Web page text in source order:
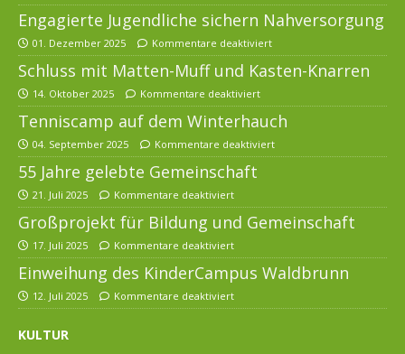
Engagierte Jugendliche sichern Nahversorgung
01. Dezember 2025 Kommentare deaktiviert
Schluss mit Matten-Muff und Kasten-Knarren
14. Oktober 2025 Kommentare deaktiviert
Tenniscamp auf dem Winterhauch
04. September 2025 Kommentare deaktiviert
55 Jahre gelebte Gemeinschaft
21. Juli 2025 Kommentare deaktiviert
Großprojekt für Bildung und Gemeinschaft
17. Juli 2025 Kommentare deaktiviert
Einweihung des KinderCampus Waldbrunn
12. Juli 2025 Kommentare deaktiviert
KULTUR